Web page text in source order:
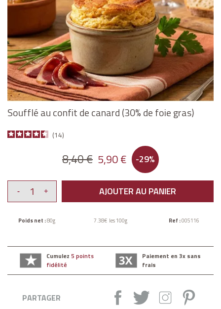
Soufflé au confit de canard (30% de foie gras)
14
8,40 € 5,90 € -29%
AJOUTER AU PANIER
Poids net :80g 7.38€ les 100g Ref :005116
Cumulez 5 points
fidélité
Paiement en 3x sans
frais
PARTAGER Partager :Tweet Instagram